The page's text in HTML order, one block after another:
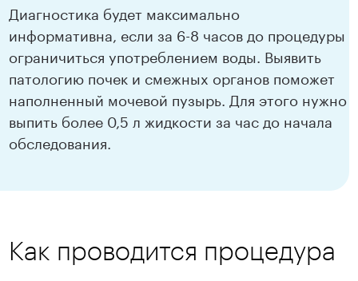
Диагностика будет максимально
информативна, если за 6-8 часов до процедуры
ограничиться употреблением воды. Выявить
патологию почек и смежных органов поможет
наполненный мочевой пузырь. Для этого нужно
выпить более 0,5 л жидкости за час до начала
обследования.
Как проводится процедура